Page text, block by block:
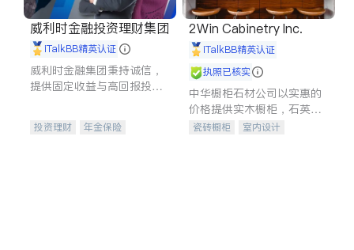
威利时金融投资理财集团
iTalkBB精英认证
威利时金融集团秉持诚信，
提供固定收益与高回报投资
合，助力客户实现目标
投资理财
年金保险
2Win Cabinetry Inc.
iTalkBB精英认证
执照已核实
中华橱柜石材公司以实惠的
价格提供实木橱柜，石英石
台面，多种优质不锈钢水
瓷砖橱柜
室内设计